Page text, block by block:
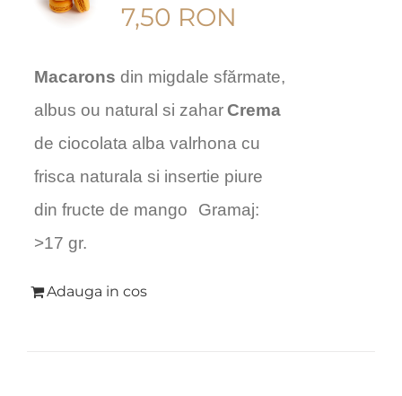
7,50 RON
Macarons din migdale sfărmate,
albus ou natural si zahar Crema
de ciocolata alba valrhona cu
frisca naturala si insertie piure
din fructe de mango
Gramaj:
>17 gr.
Adauga in cos